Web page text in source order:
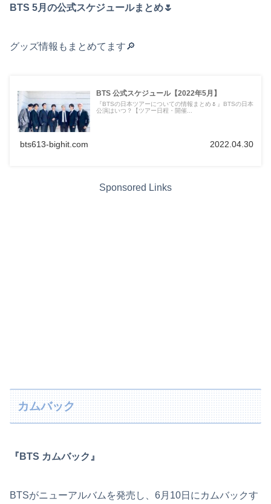
BTS 5月の公式スケジュールまとめ🌷
グッズ情報もまとめてます🔎
BTS 公式スケジュール【2022年5月】
『BTSの日本ツアーについての情報まとめ🌷』BTSの日本
公演はいつ？【ツアー日程・開催...
bts613-bighit.com 2022.04.30
Sponsored Links
カムバック
『BTS カムバック』
BTSがニューアルバムを発売し、6月10日にカムバックす